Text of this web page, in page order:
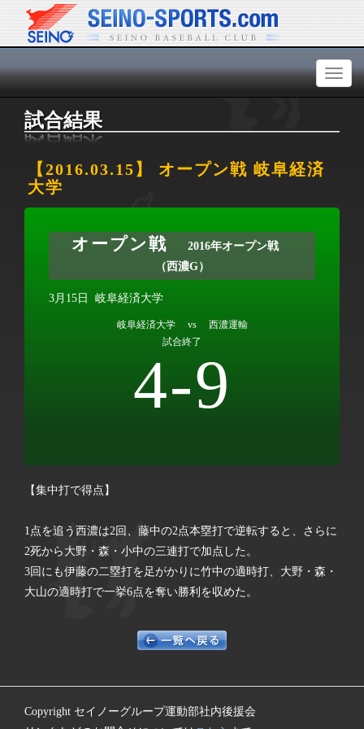
Toggle
試合結果
【2016.03.15】 オープン戦 岐阜経済
大学
オープン戦
2016年オープン戦
（西濃G）
3月15日 岐阜経済大学
岐阜経済大学 vs 西濃運輸
試合終了
4-9
【集中打で得点】
1点を追う西濃は2回、藤中の2点本塁打で逆転すると、さらに
2死から大野・森・小中の三連打で加点した。
3回にも伊藤の二塁打を足がかりに竹中の適時打、大野・森・
大山の適時打で一挙6点を奪い勝利を収めた。
Copyright セイノーグループ運動部社内後援会